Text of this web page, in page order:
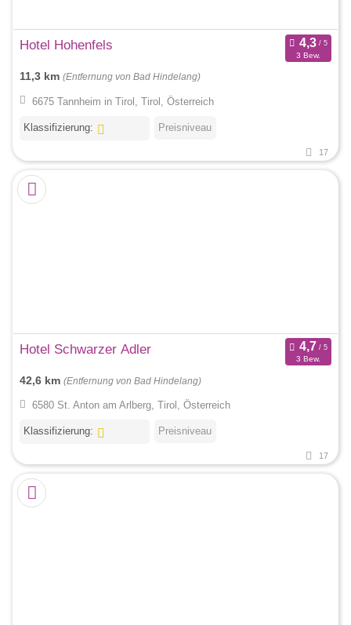
Hotel Hohenfels
3 Bew.
11,3 km (Entfernung von Bad Hindelang)
6675 Tannheim in Tirol, Tirol, Österreich
Klassifizierung: Preisniveau
17
Hotel Schwarzer Adler
3 Bew.
42,6 km (Entfernung von Bad Hindelang)
6580 St. Anton am Arlberg, Tirol, Österreich
Klassifizierung: Preisniveau
17